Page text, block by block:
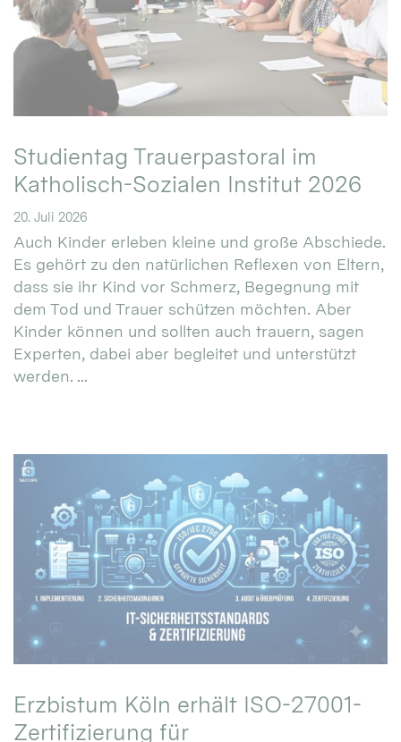
Studientag Trauerpastoral im
Katholisch-Sozialen Institut 2026
20. Juli 2026
Auch Kinder erleben kleine und große Abschiede.
Es gehört zu den natürlichen Reflexen von Eltern,
dass sie ihr Kind vor Schmerz, Begegnung mit
dem Tod und Trauer schützen möchten. Aber
Kinder können und sollten auch trauern, sagen
Experten, dabei aber begleitet und unterstützt
werden. ...
Erzbistum Köln erhält ISO-27001-
Zertifizierung für